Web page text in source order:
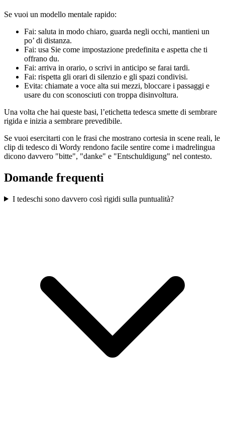
Se vuoi un modello mentale rapido:
Fai: saluta in modo chiaro, guarda negli occhi, mantieni un
po’ di distanza.
Fai: usa Sie come impostazione predefinita e aspetta che ti
offrano du.
Fai: arriva in orario, o scrivi in anticipo se farai tardi.
Fai: rispetta gli orari di silenzio e gli spazi condivisi.
Evita: chiamate a voce alta sui mezzi, bloccare i passaggi e
usare du con sconosciuti con troppa disinvoltura.
Una volta che hai queste basi, l’etichetta tedesca smette di sembrare
rigida e inizia a sembrare prevedibile.
Se vuoi esercitarti con le frasi che mostrano cortesia in scene reali, le
clip di tedesco di Wordy rendono facile sentire come i madrelingua
dicono davvero "bitte", "danke" e "Entschuldigung" nel contesto.
Domande frequenti
I tedeschi sono davvero così rigidi sulla puntualità?